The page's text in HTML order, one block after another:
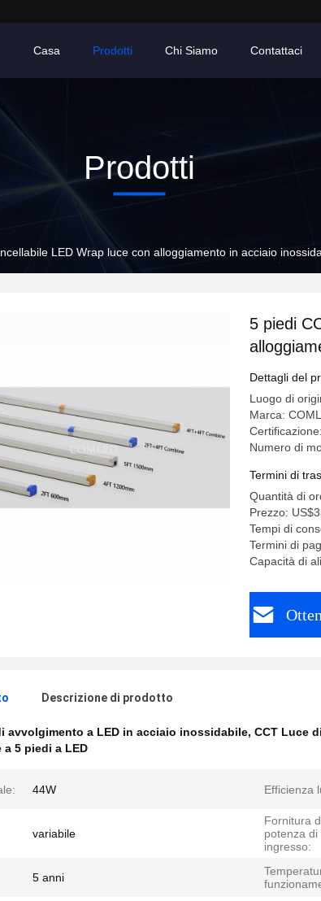
Casa Prodotti Chi Siamo Contattaci
Prodotti
LED Wrap luce con alloggiamento in acciaio
5 piedi
Dettagli del
Luogo di
Marca:
Numero di
Termini di
Quantità di
Prezzo:
Tempi di
Termini di
Capacità di
Descrizione di prodotto
avvolgimento a LED in acciaio inossidabile, CCT Luce
a 5 piedi a LED
44W Efficienza
variabile
Fornitura
potenza di
ingresso:
5 anni